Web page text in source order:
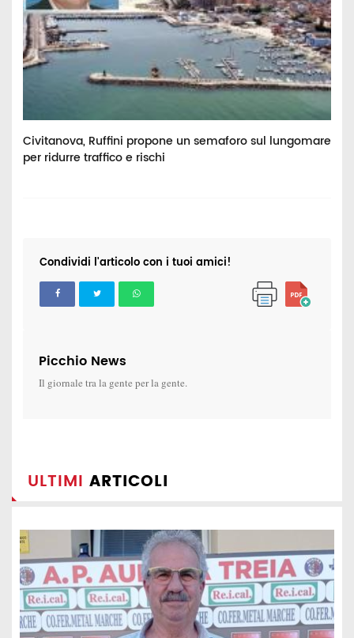
Civitanova, Ruffini propone un semaforo sul lungomare
per ridurre traffico e rischi
Condividi l'articolo con i tuoi amici!
Picchio News
Il giornale tra la gente per la gente.
ULTIMI ARTICOLI